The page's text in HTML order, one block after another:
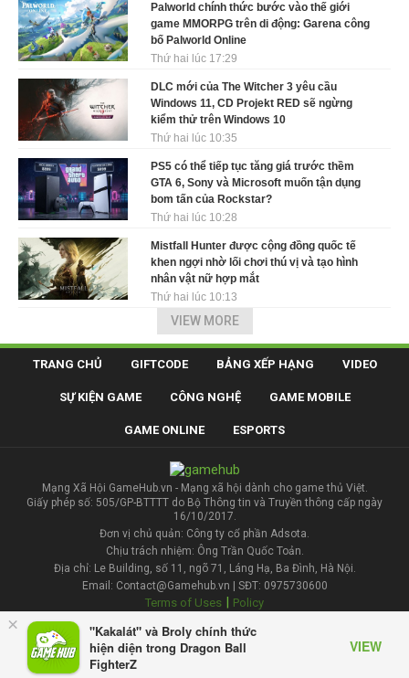
×
"Kakalát" và Broly chính thức
hiện diện trong Dragon Ball
FighterZ
VIEW
Palworld chính thức bước vào thế giới
game MMORPG trên di động: Garena công
bố Palworld Online
Thứ hai lúc 17:29
DLC mới của The Witcher 3 yêu cầu
Windows 11, CD Projekt RED sẽ ngừng
kiểm thử trên Windows 10
Thứ hai lúc 10:35
PS5 có thể tiếp tục tăng giá trước thềm
GTA 6, Sony và Microsoft muốn tận dụng
bom tấn của Rockstar?
Thứ hai lúc 10:28
Mistfall Hunter được cộng đồng quốc tế
khen ngợi nhờ lối chơi thú vị và tạo hình
nhân vật nữ hợp mắt
Thứ hai lúc 10:13
VIEW MORE
TRANG CHỦ GIFTCODE BẢNG XẾP HẠNG VIDEO
SỰ KIỆN GAME CÔNG NGHỆ GAME MOBILE
GAME ONLINE ESPORTS
Mạng Xã Hội GameHub.vn - Mạng xã hội dành cho game thủ Việt.
Giấy phép số: 505/GP-BTTTT do Bộ Thông tin và Truyền thông cấp ngày
16/10/2017.
Đơn vị chủ quản: Công ty cổ phần Adsota.
Chịu trách nhiệm: Ông Trần Quốc Toản.
Địa chỉ: Le Building, số 11, ngõ 71, Láng Hạ, Ba Đình, Hà Nội.
Email: Contact@Gamehub.vn | SĐT: 0975730600
Terms of Uses | Policy
Liên hệ đăng bài